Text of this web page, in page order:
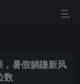
暑假躺賺新风
数